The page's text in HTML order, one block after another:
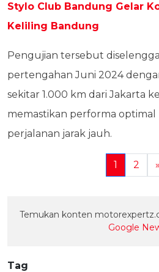
Stylo Club Bandung Gelar
Keliling Bandung
Pengujian tersebut
pertengahan Juni 2024
sekitar 1.000 km dari Jakarta
memastikan performa optimal
perjalanan jarak jauh.
1 2 »
Temukan konten
Google
Tag